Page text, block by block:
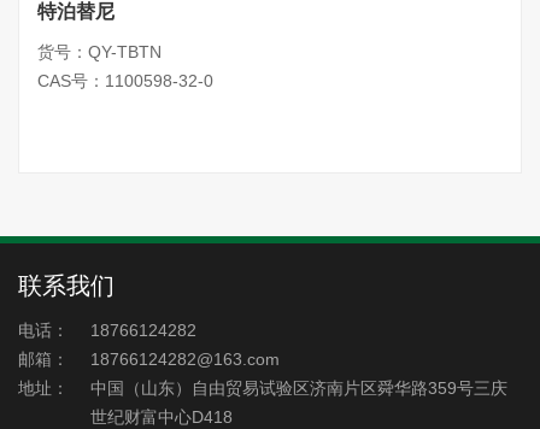
特泊替尼
货号：QY-TBTN
CAS号：1100598-32-0
联系我们
电话：
18766124282
邮箱：
18766124282@163.com
地址：
中国（山东）自由贸易试验区济南片区舜华路359号三庆
世纪财富中心D418